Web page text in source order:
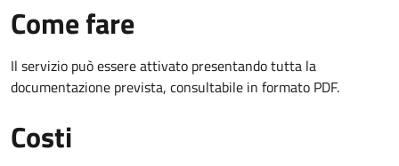
Come fare
Il servizio può essere attivato presentando tutta la
documentazione prevista, consultabile in formato PDF.
Costi